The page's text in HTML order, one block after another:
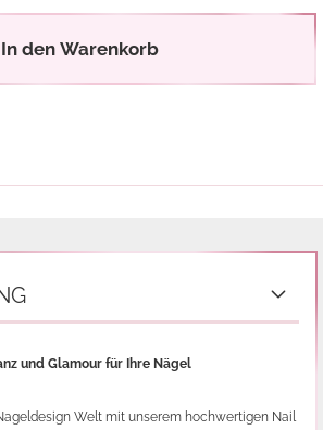
In den Warenkorb
und Glamour für Ihre Nägel
Welt mit unserem hochwertigen Nail